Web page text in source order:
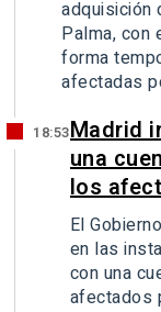
adquisición
Palma, con
forma
afectadas
18:53Madrid
una
los
El
en las
con una
afectados